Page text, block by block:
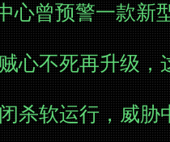
心曾预警一款新
心不死再升级，
杀软运行，威胁